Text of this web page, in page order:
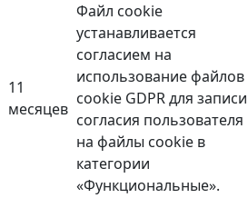
11
месяцев
Файл cookie
устанавливается
согласием на
использование файлов
cookie GDPR для записи
согласия пользователя
на файлы cookie в
категории
«Функциональные».